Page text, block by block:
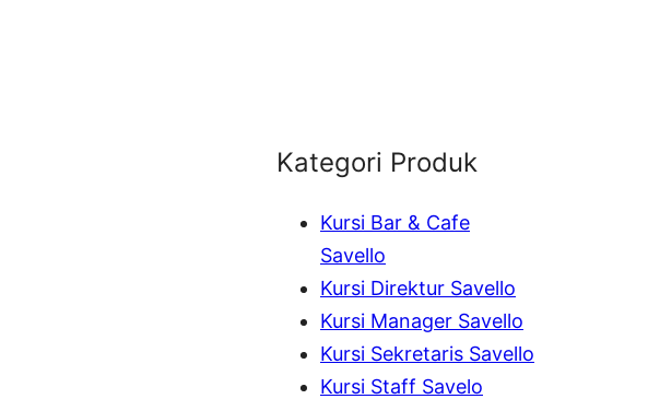
Kategori Produk
Kursi Bar & Cafe
Savello
Kursi Direktur Savello
Kursi Manager Savello
Kursi Sekretaris Savello
Kursi Staff Savelo